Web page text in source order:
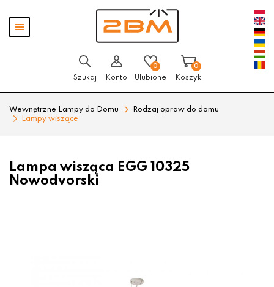
Pokaż
menu
Szukaj Konto
0
Ulubione
0
Koszyk
Wewnętrzne Lampy do Domu
Rodzaj opraw do domu
Lampy wiszące
Lampa wisząca EGG 10325
Nowodvorski